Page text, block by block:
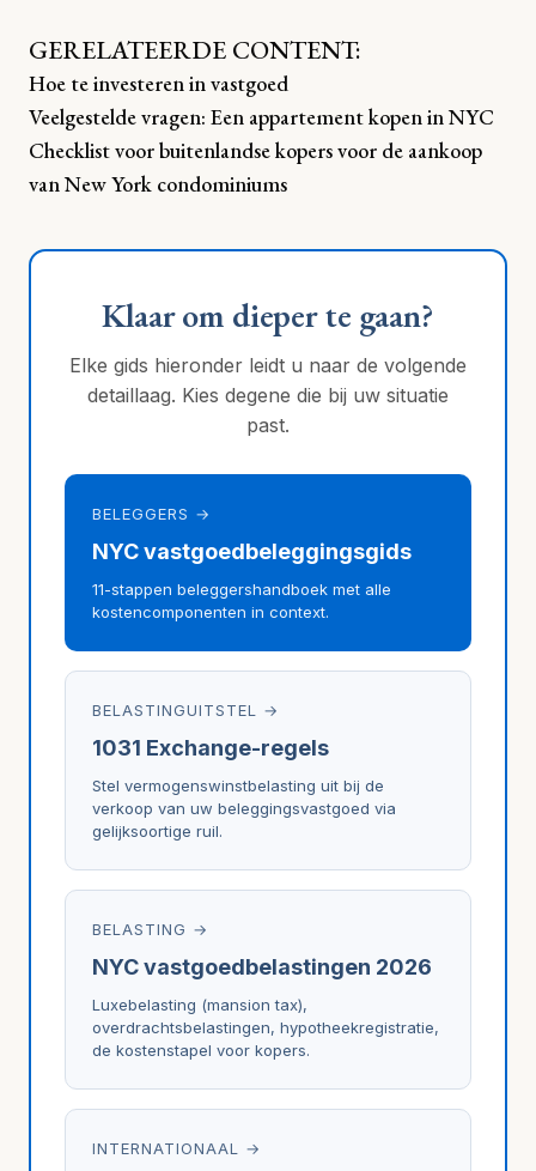
GERELATEERDE CONTENT:
Hoe te investeren in vastgoed
Veelgestelde vragen: Een appartement kopen in NYC
Checklist voor buitenlandse kopers voor de aankoop
van New York condominiums
Klaar om dieper te gaan?
Elke gids hieronder leidt u naar de volgende
detaillaag. Kies degene die bij uw situatie
past.
BELEGGERS →
NYC vastgoedbeleggingsgids
11-stappen beleggershandboek met alle
kostencomponenten in context.
BELASTINGUITSTEL →
1031 Exchange-regels
Stel vermogenswinstbelasting uit bij de
verkoop van uw beleggingsvastgoed via
gelijksoortige ruil.
BELASTING →
NYC vastgoedbelastingen 2026
Luxebelasting (mansion tax),
overdrachtsbelastingen, hypotheekregistratie,
de kostenstapel voor kopers.
INTERNATIONAAL →